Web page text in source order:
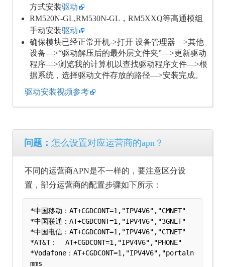
方式安装驱动
RM520N-GL,RM530N-GL，RM5XXQ等高通模组
手动安装驱动
确保模块已经正常开机->打开 设备管理器—>其他
设备—>“驱动解压后的最外层文件夹”—>更新驱动
程序—>浏览我的计算机以查找驱动程序文件—>根
据系统，选择驱动文件存放的路径—>安装完成。
驱动安装视频参考
问题： 怎么设置对应运营商的apn？
不同的运营商APN是不一样的，要注意区分设
置，部分运营商的配置步骤如下所示：
*中国移动：AT+CGDCONT=1,"IPV4V6","CMNET"
*中国联通：AT+CGDCONT=1,"IPV4V6","3GNET"
*中国电信：AT+CGDCONT=1,"IPV4V6","CTNET"
*AT&T：  AT+CGDCONT=1,"IPV4V6","PHONE"
*Vodafone：AT+CGDCONT=1,"IPV4V6","portaln
mms